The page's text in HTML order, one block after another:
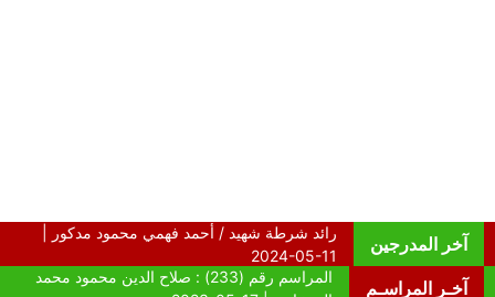
آخر المدرجين
آخـر المراسـم